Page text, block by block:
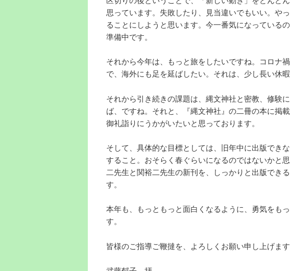
思っています。失敗したり、見当違いでもいい。や
ることにしようと思います。今一番気になっている
準備中です。
それから今年は、もっと旅をしたいですね。コロナ
で、海外にも足を延ばしたい。それは、少し長い休
それから引き続きの課題は、縄文神社と密教、修験
ば、ですね。それと、『縄文神社』の二冊の本に掲
御礼詣りにうかがいたいと思っております。
そして、具体的な目標としては、旧年中に出版でき
すること。おそらく春ぐらいになるのではないかと
二先生と関裕二先生の新刊を、しっかりと出版でき
す。
本年も、もっともっと面白くなるように、勇気をも
す。
皆様のご指導ご鞭撻を、よろしくお願い申し上げます